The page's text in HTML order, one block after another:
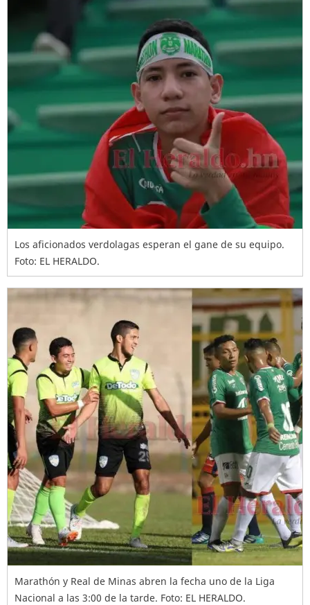
Los aficionados verdolagas esperan el gane de su equipo.
Foto: EL HERALDO.
Marathón y Real de Minas abren la fecha uno de la Liga
Nacional a las 3:00 de la tarde. Foto: EL HERALDO.